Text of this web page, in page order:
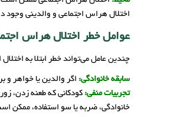
اختلال هراس اجتماعی و والدینی وجود
عوامل خطر اختلال هراس
چندین عامل می‌تواند خطر ابتلا به
سابقه خانوادگی: اگر والدین یا خواهر و
تجربیات منفی: کودکانی که طعنه زدن،
خانوادگی، ضربه یا سو استفاده، ممکن